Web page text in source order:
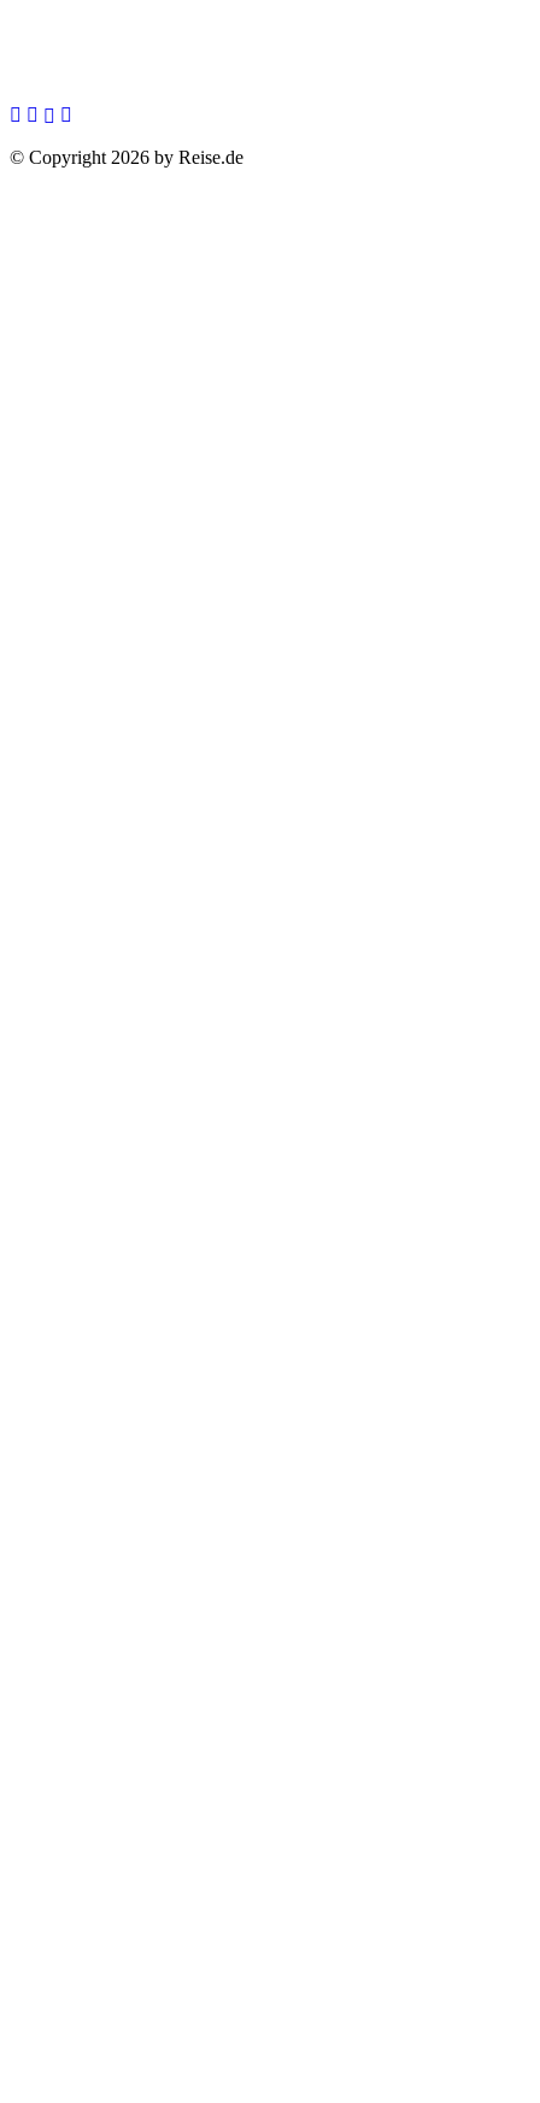
© Copyright 2026 by Reise.de